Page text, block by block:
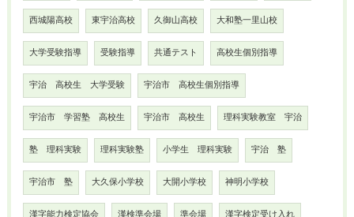
西城陽高校 東宇治高校 久御山高校 大和塾一里山校
大学受験指導 受験指導 共通テスト 高校生個別指導
宇治 高校生 大学受験 宇治市 高校生個別指導
宇治市 学習塾 高校生 宇治市 高校生 理科実験教室 宇治
塾 理科実験 理科実験塾 小学生 理科実験 宇治 塾
宇治市 塾 大久保小学校 大開小学校 神明小学校